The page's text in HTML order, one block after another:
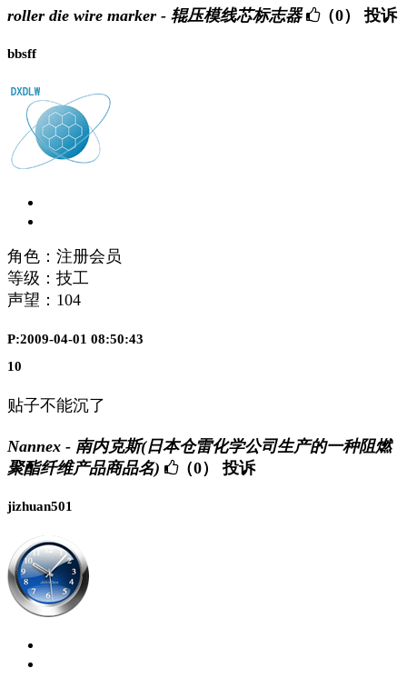
roller die wire marker - 辊压模线芯标志器 （0） 投诉
bbsff
角色：注册会员
等级：技工
声望： 104
P:2009-04-01 08:50:43
10
贴子不能沉了
Nannex - 南内克斯(日本仓雷化学公司生产的一种阻燃
聚酯纤维产品商品名)
（0） 投诉
jizhuan501